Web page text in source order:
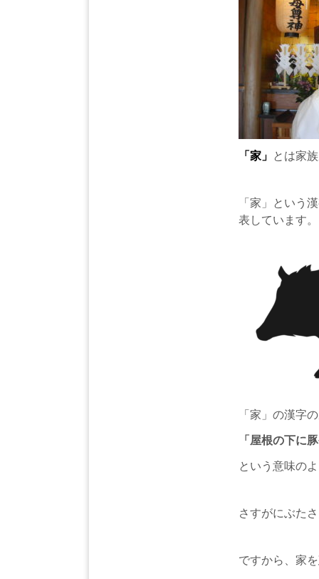
「家」 とは家
「家」という
表しています。
「家」の漢字
「屋根の下に
という意味の
さすがにぶた
ですから、家